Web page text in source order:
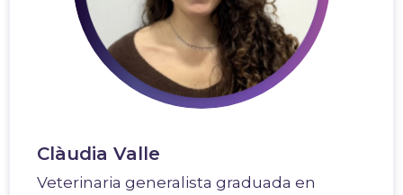
Clàudia Valle
Veterinaria generalista graduada en